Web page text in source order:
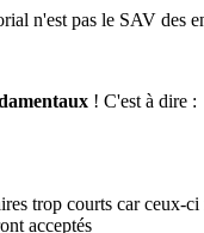
n'est pas le SAV des
! C'est à dire :
trop courts car ceux-ci
acceptés